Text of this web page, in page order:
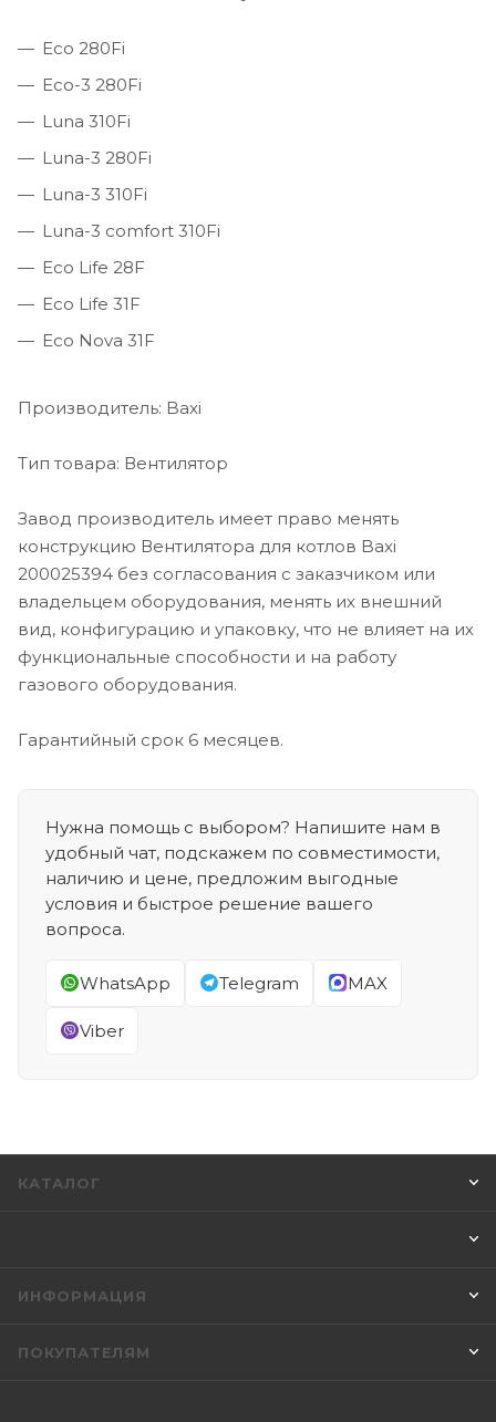
Eco 280Fi
Eco-3 280Fi
Luna 310Fi
Luna-3 280Fi
Luna-3 310Fi
Luna-3 comfort 310Fi
Eco Life 28F
Eco Life 31F
Eco Nova 31F
Производитель: Baxi
Тип товара: Вентилятор
Завод производитель имеет право менять
конструкцию Вентилятора для котлов Baxi
200025394 без согласования с заказчиком или
владельцем оборудования, менять их внешний
вид, конфигурацию и упаковку, что не влияет на их
функциональные способности и на работу
газового оборудования.
Гарантийный срок 6 месяцев.
Нужна помощь с выбором? Напишите нам в
удобный чат, подскажем по совместимости,
наличию и цене, предложим выгодные
условия и быстрое решение вашего
вопроса.
WhatsApp Telegram MAX
Viber
КАТАЛОГ
ИНФОРМАЦИЯ
ПОКУПАТЕЛЯМ